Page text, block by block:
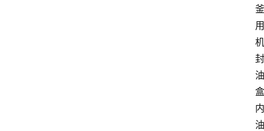
釜
用
机
封
油
盒
内
油